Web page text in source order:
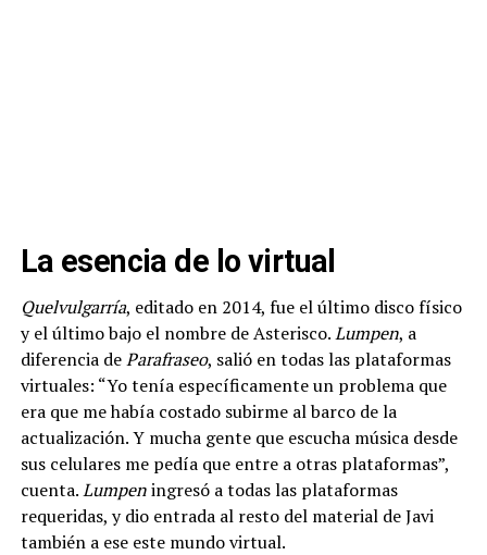
La esencia de lo virtual
Quelvulgarría, editado en 2014, fue el último disco físico
y el último bajo el nombre de Asterisco.Lumpen, a
diferencia deParafraseo, salió en todas las plataformas
virtuales: “Yo tenía específicamente un problema que
era que me había costado subirme al barco de la
actualización. Y mucha gente que escucha música desde
sus celulares me pedía que entre a otras plataformas”,
cuenta.Lumpeningresó a todas las plataformas
requeridas, y dio entrada al resto del material de Javi
también a ese este mundo virtual.